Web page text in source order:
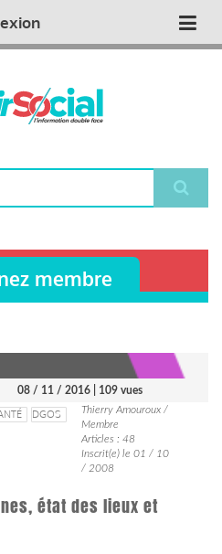
membre
08 / 11 / 2016 | 109 vues
DGOS
Thierry Amouroux /
Membre
Articles : 48
Inscrit(e) le 01 / 10
/ 2008
état des lieux et